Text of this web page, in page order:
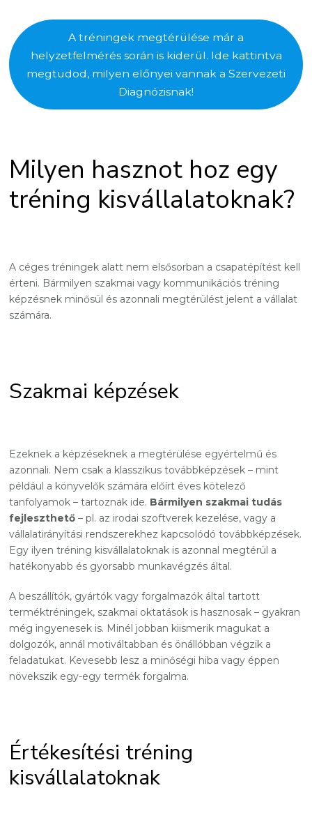
A tréningek megtérülése már a
helyzetfelmérés során is kiderül. Ide kattintva
megtudod, milyen előnyei vannak a Szervezeti
Diagnózisnak!
Milyen hasznot hoz egy
tréning kisvállalatoknak?
A céges tréningek alatt nem elsősorban a csapatépítést kell
érteni. Bármilyen szakmai vagy kommunikációs tréning
képzésnek minősül és azonnali megtérülést jelent a vállalat
számára.
Szakmai képzések
Ezeknek a képzéseknek a megtérülése egyértelmű és
azonnali. Nem csak a klasszikus továbbképzések – mint
például a könyvelők számára előírt éves kötelező
tanfolyamok – tartoznak ide. Bármilyen szakmai tudás
fejleszthető – pl. az irodai szoftverek kezelése, vagy a
vállalatirányítási rendszerekhez kapcsolódó továbbképzések.
Egy ilyen tréning kisvállalatoknak is azonnal megtérül a
hatékonyabb és gyorsabb munkavégzés által.
A beszállítók, gyártók vagy forgalmazók által tartott
terméktréningek, szakmai oktatások is hasznosak – gyakran
még ingyenesek is. Minél jobban kiismerik magukat a
dolgozók, annál motiváltabban és önállóbban végzik a
feladatukat. Kevesebb lesz a minőségi hiba vagy éppen
növekszik egy-egy termék forgalma.
Értékesítési tréning
kisvállalatoknak